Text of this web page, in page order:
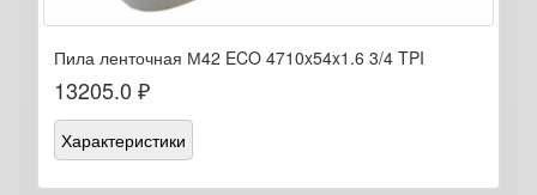
Пила ленточная М42 ECO 4710x54x1.6 3/4 TPI
13205.0 ₽
Характеристики